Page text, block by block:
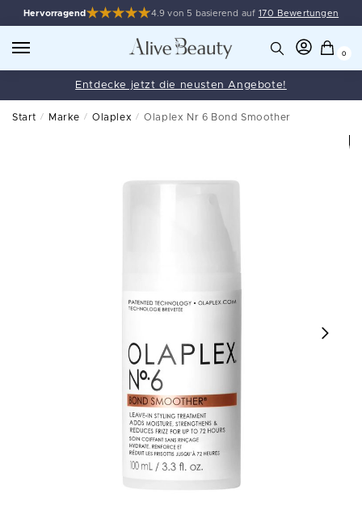
Hervorragend 4.9 von 5 basierend auf 170 Bewertungen
0
Entdecke jetzt die neusten Angebote!
Start / Marke / Olaplex / Olaplex Nr 6 Bond Smoother